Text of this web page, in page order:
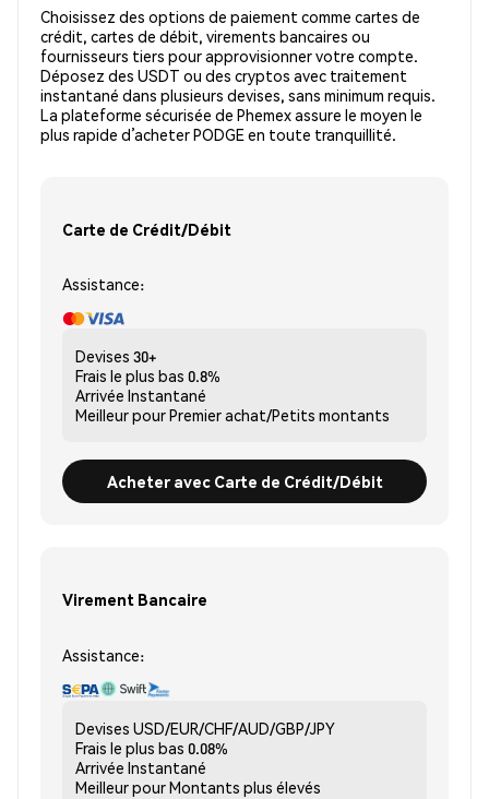
Choisissez des options de paiement comme cartes de
crédit, cartes de débit, virements bancaires ou
fournisseurs tiers pour approvisionner votre compte.
Déposez des USDT ou des cryptos avec traitement
instantané dans plusieurs devises, sans minimum requis.
La plateforme sécurisée de Phemex assure le moyen le
plus rapide d’acheter PODGE en toute tranquillité.
Carte de Crédit/Débit
Assistance:
Devises 30+
Frais le plus bas 0.8%
Arrivée Instantané
Meilleur pourPremier achat/Petits montants
Acheter avec Carte de Crédit/Débit
Virement Bancaire
Assistance:
Devises USD/EUR/CHF/AUD/GBP/JPY
Frais le plus bas 0.08%
Arrivée Instantané
Meilleur pourMontants plus élevés